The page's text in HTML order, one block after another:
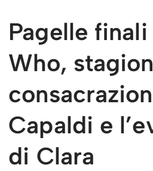
Pagelle
Who,
Capaldi e
di Clara